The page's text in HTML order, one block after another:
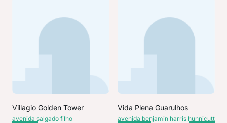
Villagio Golden Tower
avenida salgado filho
Vida Plena Guarulhos
avenida benjamin harris hunnicutt